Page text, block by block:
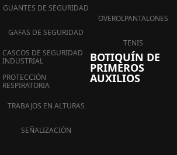
GUANTES DE SEGURIDAD
GAFAS DE SEGURIDAD
CASCOS DE SEGURIDAD
INDUSTRIAL
PROTECCIÓN
RESPIRATORIA
TRABAJOS EN ALTURAS
SEÑALIZACIÓN
OVEROLPANTALONES
TENIS
BOTIQUÍN DE
PRIMEROS
AUXILIOS